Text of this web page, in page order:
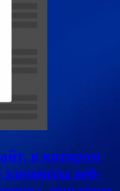
в котором
веб-